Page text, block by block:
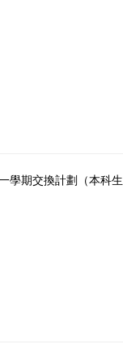
學期交換計劃（本科